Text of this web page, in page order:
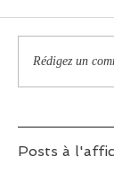
Posts à
Rédigez un